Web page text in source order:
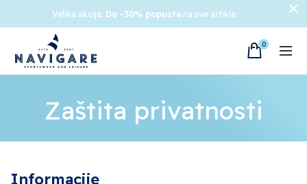
0
Zaštita privatnosti
Informacije
Velika akcija: Do -30% popusta na sve artikle.